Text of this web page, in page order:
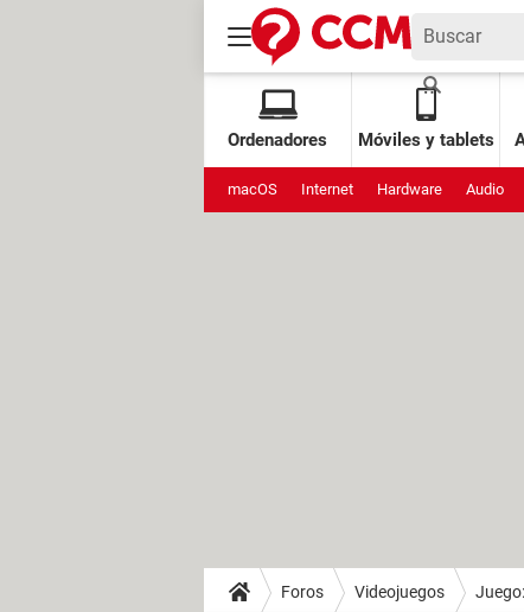
Ordenadores Móviles y tablets
macOS Internet Hardware Audio
Foros Videojuegos